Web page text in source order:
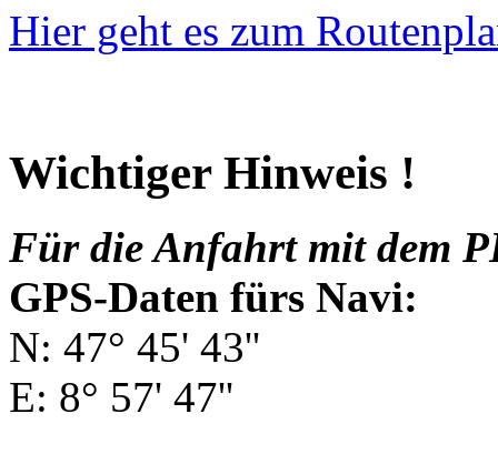
Hier geht es zum
Wichtiger Hinweis !
Für die Anfahrt mit dem
GPS-Daten fürs Navi:
N: 47° 45' 43''
E: 8° 57' 47''